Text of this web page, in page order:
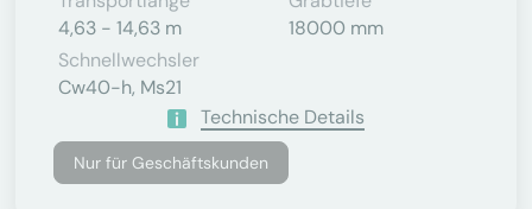
4,63 - 14,63 m
18000 mm
Schnellwechsler
Cw40-h, Ms21
Technische Details
Nur für Geschäftskunden